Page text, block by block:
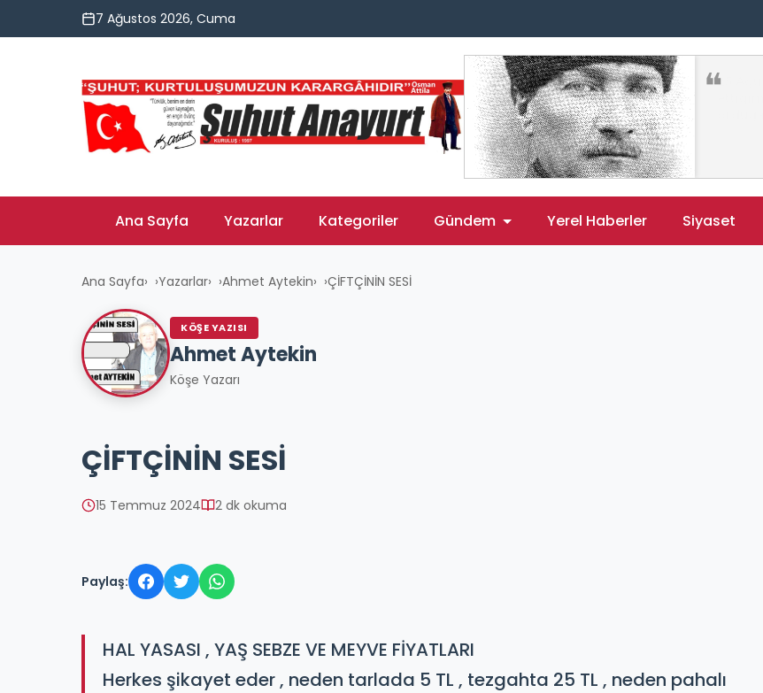
7 Ağustos 2026, Cuma
Ana Sayfa Yazarlar Kategoriler Gündem Yerel Haberler Siyaset
Ana Sayfa› Yazarlar› Ahmet Aytekin› ÇİFTÇİNİN SESİ
KÖŞE YAZISI
Ahmet Aytekin
Köşe Yazarı
ÇİFTÇİNİN SESİ
15 Temmuz 2024 2 dk okuma
Paylaş:
HAL YASASI , YAŞ SEBZE VE MEYVE FİYATLARI​
Herkes şikayet eder , neden tarlada 5 TL , tezgahta 25 TL , neden pahalı